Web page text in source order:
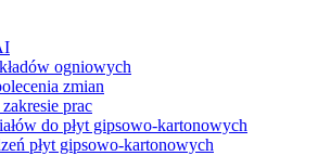
ogniowych
zmian
prac
do płyt gipsowo-kartonowych
płyt gipsowo-kartonowych